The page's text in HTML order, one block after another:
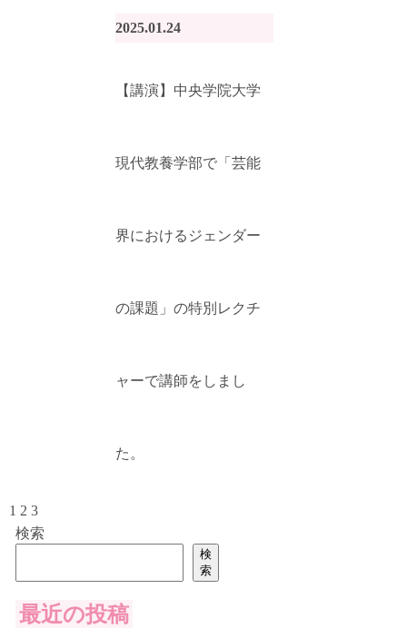
【講演】中央学院大学
現代教養学部で「芸能
界におけるジェンダー
の課題」の特別レクチ
ャーで講師をしまし
た。
2025.01.24
1 2 3
検索
検
索
最近の投稿